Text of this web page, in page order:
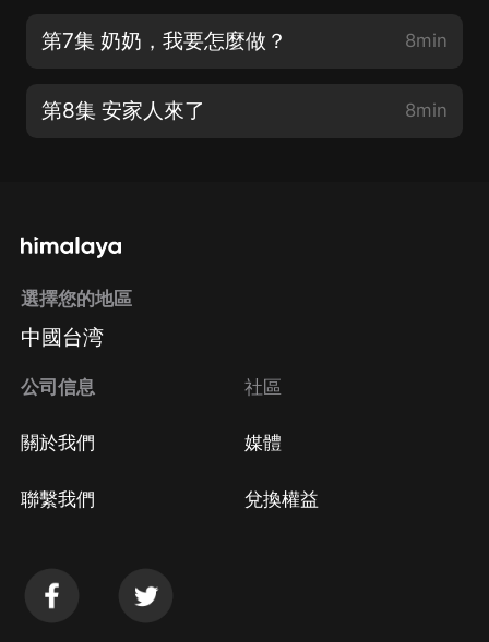
第7集 奶奶，我要怎麼做？ 8min
第8集 安家人來了 8min
選擇您的地區
中國台湾
公司信息
關於我們
聯繫我們
社區
媒體
兌換權益